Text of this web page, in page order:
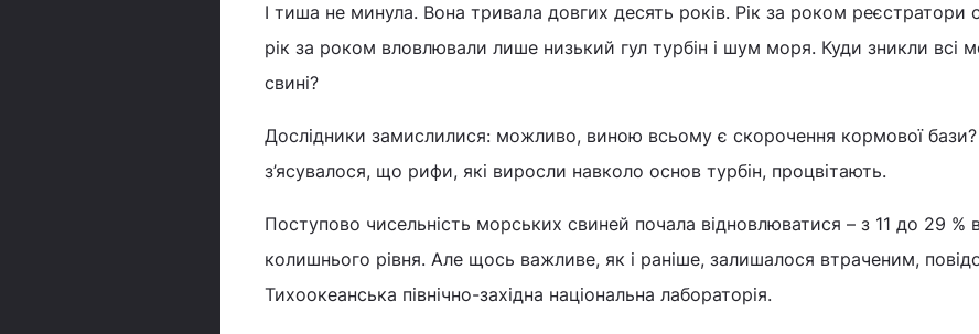
І тиша не минула. Вона тривала довгих десять років. Рік за роком реєстратори
рік за роком вловлювали лише низький гул турбін і шум моря. Куди зникли всі
свині?
Дослідники замислилися: можливо, виною всьому є скорочення кормової
з’ясувалося, що рифи, які виросли навколо основ турбін, процвітають.
Поступово чисельність морських свиней почала відновлюватися – з 11 до 29 %
колишнього рівня. Але щось важливе, як і раніше, залишалося втраченим,
Тихоокеанська північно-західна національна лабораторія.